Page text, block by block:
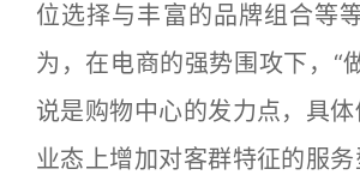
位选择与丰富的品牌组合等
为，在电商的强势围攻下，“
说是购物中心的发力点，具
业态上增加对客群特征的服